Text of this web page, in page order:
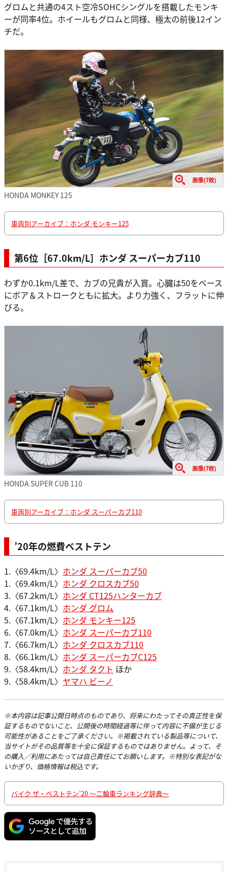
グロムと共通の4スト空冷SOHCシングルを搭載したモンキ
ーが同率4位。ホイールもグロムと同様、極太の前後12イン
チだ。
画像(7枚)
HONDA MONKEY 125
車両別アーカイブ：ホンダ モンキー125
第6位［67.0km/L］ホンダ スーパーカブ110
わずか0.1km/L差で、カブの兄貴が入賞。心臓は50をベース
にボア＆ストロークともに拡大。より力強く、フラットに伸
びる。
画像(7枚)
HONDA SUPER CUB 110
車両別アーカイブ：ホンダ スーパーカブ110
’20年の燃費ベストテン
1.〈69.4km/L〉 ホンダ スーパーカブ50
1.〈69.4km/L〉 ホンダ クロスカブ50
3.〈67.2km/L〉 ホンダ CT125ハンターカブ
4.〈67.1km/L〉 ホンダ グロム
5.〈67.1km/L〉 ホンダ モンキー125
6.〈67.0km/L〉 ホンダ スーパーカブ110
7.〈66.7km/L〉 ホンダ クロスカブ110
8.〈66.1km/L〉 ホンダ スーパーカブC125
9.〈58.4km/L〉 ホンダ タクト ほか
9.〈58.4km/L〉 ヤマハ ビーノ
※本内容は記事公開日時点のものであり、将来にわたってその真正性を保
証するものでないこと、公開後の時間経過等に伴って内容に不備が生じる
可能性があることをご了承ください。※掲載されている製品等について、
当サイトがその品質等を十全に保証するものではありません。よって、そ
の購入／利用にあたっては自己責任にてお願いします。※特別な表記がな
いかぎり、価格情報は税込です。
バイク ザ・ベストテン’20 〜二輪車ランキング辞典〜